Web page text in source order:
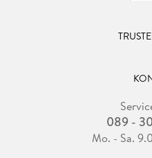
089 -
Mo. - Sa.